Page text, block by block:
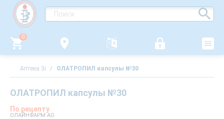
0
Аптека 3i / ОЛАТРОПИЛ капсулы №30
ОЛАТРОПИЛ капсулы №30
По рецепту
ОЛАЙНФАРМ АО